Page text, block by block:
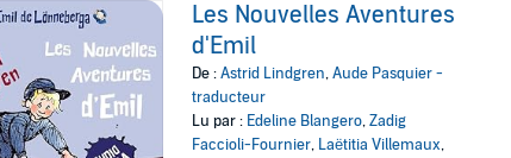
Les Nouvelles Aventures
d'Emil
De :Astrid Lindgren,Aude Pasquier -
traducteur
Lu par : Edeline Blangero,Zadig
Faccioli-Fournier, Laëtitia Villemaux,